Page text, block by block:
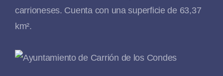
carrioneses. Cuenta con una superficie de 63,37
km².